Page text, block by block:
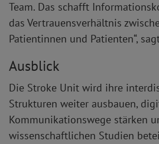
Team. Das schafft
das Vertrauensverhältnis
Patientinnen und Patienten“,
Ausblick
Die Stroke Unit wird ihre
Strukturen weiter ausbauen,
Kommunikationswege stärken
wissenschaftlichen Studien